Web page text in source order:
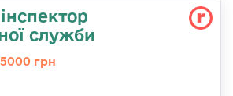
служби
грн